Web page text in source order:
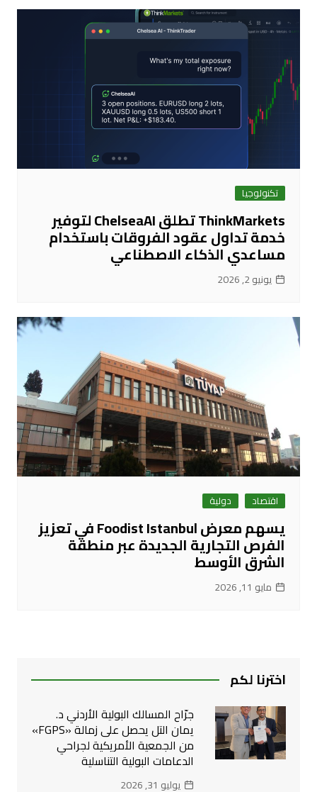
تكنولوجيا
ThinkMarkets تطلق ChelseaAI لتوفير
خدمة تداول عقود الفروقات باستخدام
مساعدي الذكاء الاصطناعي
يونيو 2, 2026
اقتصاد دولية
يسهم معرض Foodist Istanbul في تعزيز
الفرص التجارية الجديدة عبر منطقة
الشرق الأوسط
مايو 11, 2026
اخترنا لكم
جرّاح المسالك البولية الأردني د.
يمان التل يحصل على زمالة «FGPS»
من الجمعية الأمريكية لجراحي
الدعامات البولية التناسلية
يوليو 31, 2026